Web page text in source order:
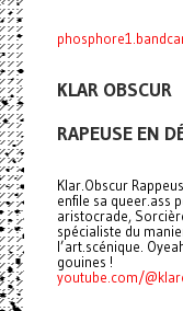
KLAR OBSCUR
RAPEUSE EN
Klar.Obscur
enfile sa queer.ass
aristocrade,
spécialiste du
l’art.scénique.
gouines !
youtube.com/